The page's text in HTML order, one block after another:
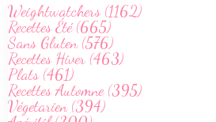
Weightwatchers (1162)
Recettes Été (665)
Sans Gluten (576)
Recettes Hiver (463)
Plats (461)
Recettes Automne (395)
Végetarien (394)